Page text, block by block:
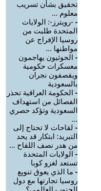
تحقيق بشأن تسريب
معلوم ...
- -رويترز-: الولايات
المتحدة طلبت من
روسيا الإفراج عن
مواطنها ...
- الحوثيون يهاجمون
معسكرات حكومية
ويقصفون نجران
بالسعودية
- الحكومة العراقية تحذر
الفصائل من استهداف
السعودية وتؤكد حصري
...
- لقاحات لا تحتاج إلى
التبريد: ابتكار قد يحد
من هدر نصف اللقاح ...
- الولايات المتحدة
تستعد لغزو كوبا
- ما الذي يعوق تنويع
روسيا تجارتها مع دول
الجنوب العالمي؟